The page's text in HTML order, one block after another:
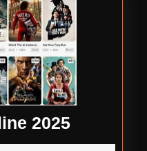
2025Nonton
Film